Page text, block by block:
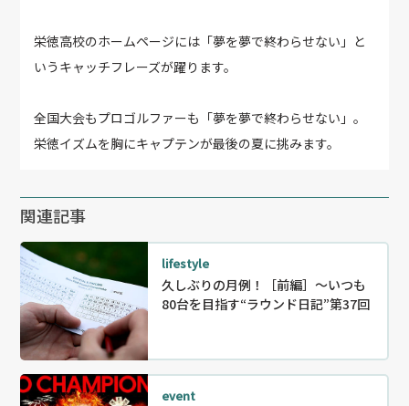
栄徳高校のホームページには「夢を夢で終わらせない」と
いうキャッチフレーズが躍ります。
全国大会もプロゴルファーも「夢を夢で終わらせない」。
栄徳イズムを胸にキャプテンが最後の夏に挑みます。
関連記事
lifestyle
久しぶりの月例！［前編］〜いつも
80台を目指す“ラウンド日記”第37回
event